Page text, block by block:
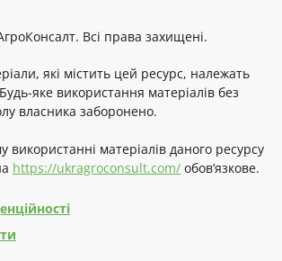
Всі права захищені.
які містить цей ресурс, належать
яке використання матеріалів без
власника заборонено.
матеріалів даного ресурсу
https://ukragroconsult.com/ обов’язкове.